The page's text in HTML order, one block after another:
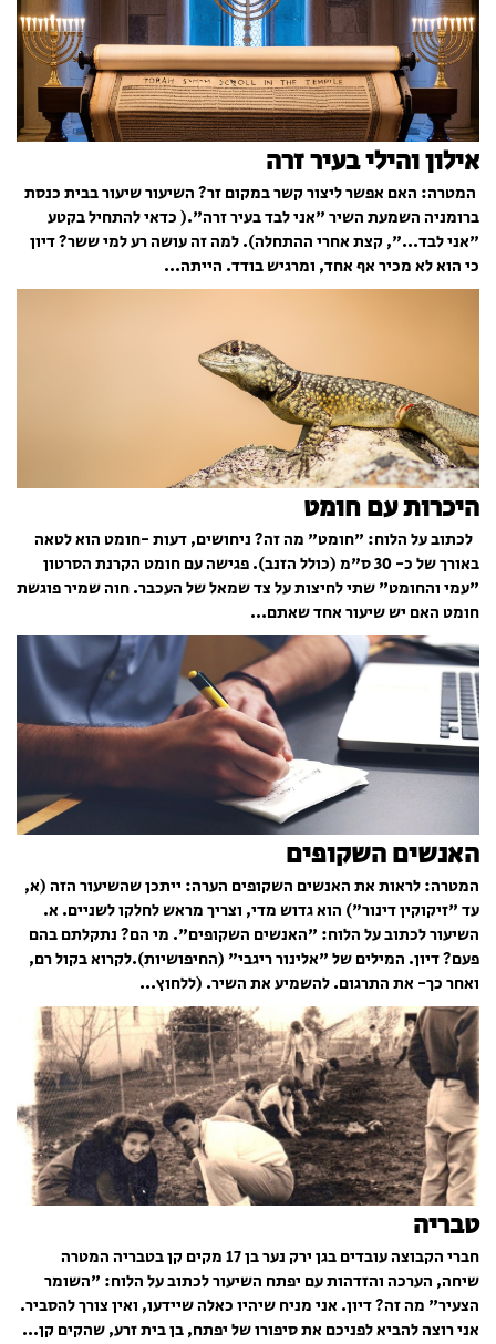
אילון והילי בעיר זרה
המטרה: האם אפשר ליצור קשר במקום זר? השיעור שיעור בבית כנסת
ברומניה השמעת השיר "אני לבד בעיר זרה".( כדאי להתחיל בקטע
"אני לבד...", קצת אחרי ההתחלה). למה זה עושה רע למי ששר? דיון
כי הוא לא מכיר אף אחד, ומרגיש בודד. הייתה...
היכרות עם חומט
לכתוב על הלוח: "חומט" מה זה? ניחושים, דעות -חומט הוא לטאה
באורך של כ- 30 ס"מ (כולל הזנב). פגישה עם חומט הקרנת הסרטון
"עמי והחומט" שתי לחיצות על צד שמאל של העכבר. חוה שמיר פוגשת
חומט האם יש שיעור אחד שאתם...
האנשים השקופים
המטרה: לראות את האנשים השקופים הערה: ייתכן שהשיעור הזה (א,
עד "זיקוקין דינור") הוא גדוש מדי, וצריך מראש לחלקו לשניים. א.
השיעור לכתוב על הלוח: "האנשים השקופים". מי הם? נתקלתם בהם
פעם? דיון. המילים של "אלינור ריגבי" (החיפושיות).לקרוא בקול רם,
ואחר כך- את התרגום. להשמיע את השיר. (ללחוץ...
טבריה
חברי הקבוצה עובדים בגן ירק נער בן 17 מקים קן בטבריה המטרה
שיחה, הערכה והזדהות עם יפתח השיעור לכתוב על הלוח: "השומר
הצעיר" מה זה? דיון. אני מניח שיהיו כאלה שיידעו, ואין צורך להסביר.
אני רוצה להביא לפניכם את סיפורו של יפתח, בן בית זרע, שהקים קן...